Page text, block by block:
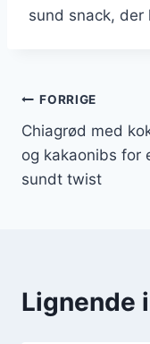
sund snack,
FORRIGE
Chiagrød med
og kakaonibs for
sundt twist
Lignende